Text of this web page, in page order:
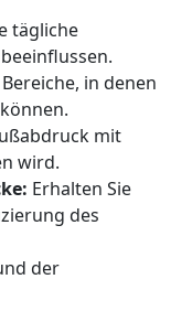
tägliche
in denen
mit
wird.
Erhalten Sie
des
der